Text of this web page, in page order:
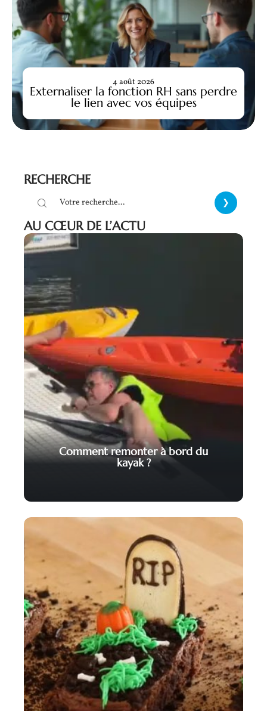
Externaliser la fonction RH sans perdre
le lien avec vos équipes
4 août 2026
RECHERCHE
AU CŒUR DE L’ACTU
Comment remonter à bord du
kayak ?